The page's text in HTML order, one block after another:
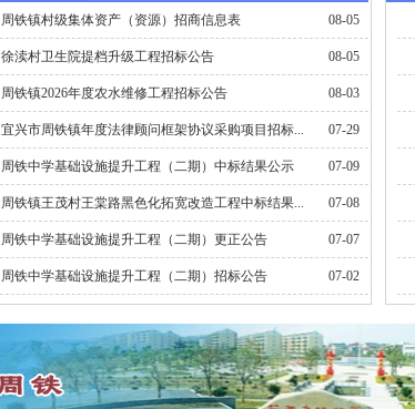
08-05
周铁镇村级集体资产（资源）招商信息表
08-05
徐渎村卫生院提档升级工程招标公告
08-03
周铁镇2026年度农水维修工程招标公告
07-29
宜兴市周铁镇年度法律顾问框架协议采购项目招标...
07-09
周铁中学基础设施提升工程（二期）中标结果公示
07-08
周铁镇王茂村王棠路黑色化拓宽改造工程中标结果...
07-07
周铁中学基础设施提升工程（二期）更正公告
07-02
周铁中学基础设施提升工程（二期）招标公告